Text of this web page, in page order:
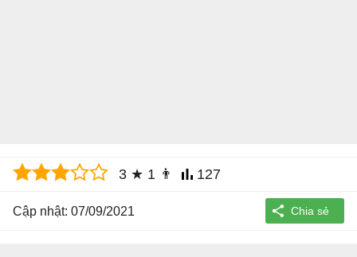
3 ★ 1 👨 127
Cập nhật: 07/09/2021